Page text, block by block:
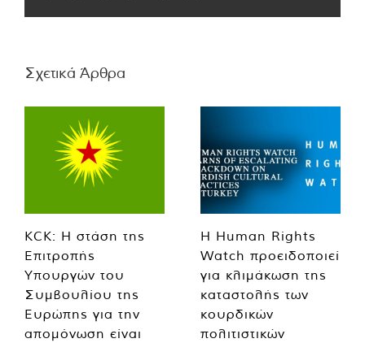
Σχετικά Άρθρα
KCK: Η στάση της
Επιτροπής
Υπουργών του
Συμβουλίου της
Ευρώπης για την
απομόνωση είναι
Η Human Rights
Watch προειδοποιεί
για κλιμάκωση της
καταστολής των
κουρδικών
πολιτιστικών